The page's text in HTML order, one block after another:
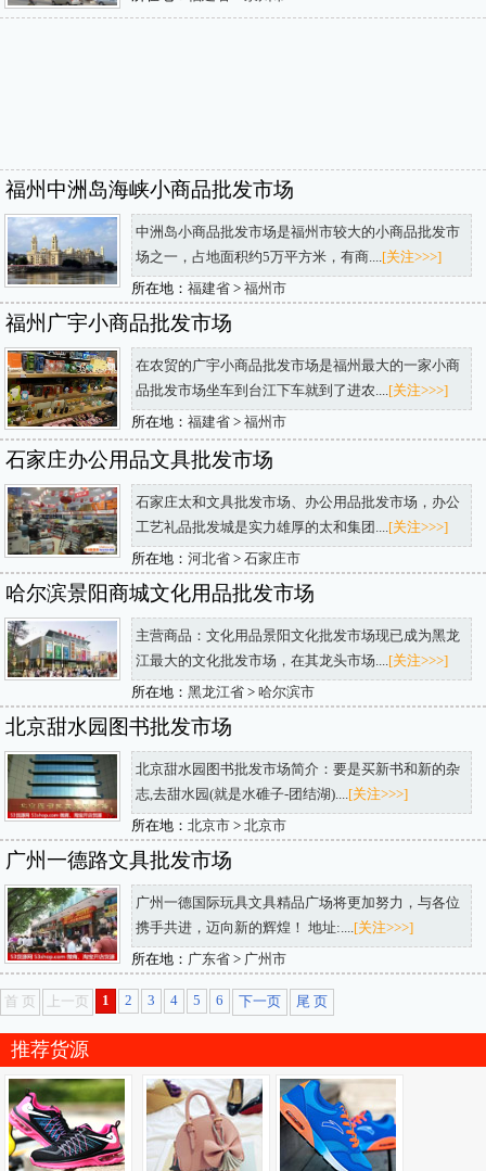
福州中洲岛海峡小商品批发市场
中洲岛小商品批发市场是福州市较大的小商品批发市
场之一，占地面积约5万平方米，有商.... [关注>>>]
所在地： 福建省> 福州市
福州广宇小商品批发市场
在农贸的广宇小商品批发市场是福州最大的一家小商
品批发市场坐车到台江下车就到了进农.... [关注>>>]
所在地： 福建省> 福州市
石家庄办公用品文具批发市场
石家庄太和文具批发市场、办公用品批发市场，办公
工艺礼品批发城是实力雄厚的太和集团.... [关注>>>]
所在地： 河北省> 石家庄市
哈尔滨景阳商城文化用品批发市场
主营商品：文化用品景阳文化批发市场现已成为黑龙
江最大的文化批发市场，在其龙头市场.... [关注>>>]
所在地： 黑龙江省> 哈尔滨市
北京甜水园图书批发市场
北京甜水园图书批发市场简介：要是买新书和新的杂
志,去甜水园(就是水碓子-团结湖).... [关注>>>]
所在地： 北京市> 北京市
广州一德路文具批发市场
广州一德国际玩具文具精品广场将更加努力，与各位
携手共进，迈向新的辉煌！ 地址:.... [关注>>>]
所在地： 广东省> 广州市
首 页 上一页 1 2 3 4 5 6 下一页 尾 页
推荐货源